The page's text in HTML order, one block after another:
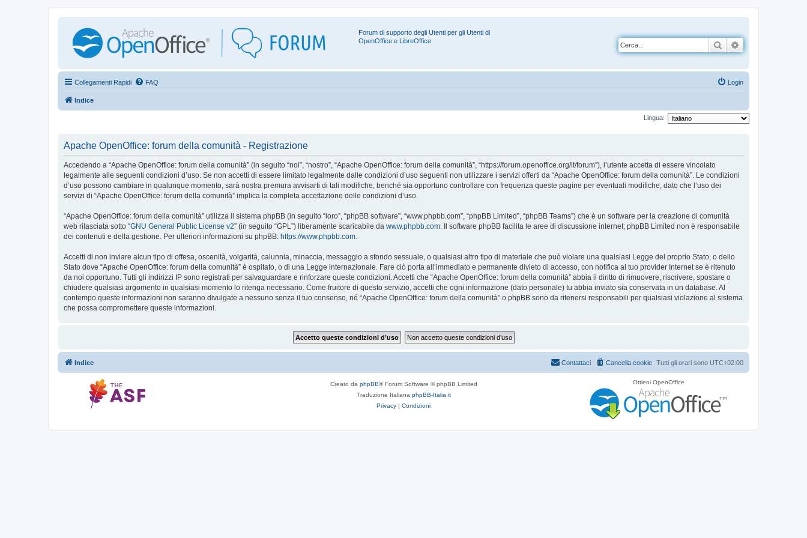
Forum di supporto degli Utenti per gli Utenti di
OpenOffice e LibreOffice
Cerca
Collegamenti Rapidi FAQ Login
Indice
Lingua:
Apache OpenOffice: forum della comunità - Registrazione
Accedendo a “Apache OpenOffice: forum della comunità” (in seguito “noi”, “nostro”, “Apache OpenOffice: forum della comunità”, “https://forum.openoffice.org/it/forum”), l’utente accetta di essere vincolato
legalmente alle seguenti condizioni d’uso. Se non accetti di essere limitato legalmente dalle condizioni d’uso seguenti non utilizzare i servizi offerti da “Apache OpenOffice: forum della comunità”. Le condizioni
d’uso possono cambiare in qualunque momento, sarà nostra premura avvisarti di tali modifiche, benché sia opportuno controllare con frequenza queste pagine per eventuali modifiche, dato che l’uso dei
servizi di “Apache OpenOffice: forum della comunità” implica la completa accettazione delle condizioni d’uso.
“Apache OpenOffice: forum della comunità” utilizza il sistema phpBB (in seguito “loro”, “phpBB software”, “www.phpbb.com”, “phpBB Limited”, “phpBB Teams”) che è un software per la creazione di comunità
web rilasciata sotto “GNU General Public License v2” (in seguito “GPL”) liberamente scaricabile da www.phpbb.com . Il software phpBB facilita le aree di discussione internet; phpBB Limited non è responsabile
dei contenuti e della gestione. Per ulteriori informazioni su phpBB: https://www.phpbb.com
Accetti di non inviare alcun tipo di offesa, oscenità, volgarità, calunnia, minaccia, messaggio a sfondo sessuale, o qualsiasi altro tipo di materiale che può violare una qualsiasi Legge del proprio Stato, o dello
Stato dove “Apache OpenOffice: forum della comunità” è ospitato, o di una Legge internazionale. Fare ciò porta all’immediato e permanente divieto di accesso, con notifica al tuo provider Internet se è ritenuto
da noi opportuno. Tutti gli indirizzi IP sono registrati per salvaguardare e rinforzare queste condizioni. Accetti che “Apache OpenOffice: forum della comunità” abbia il diritto di rimuovere, riscrivere, spostare o
chiudere qualsiasi argomento in qualsiasi momento lo ritenga necessario. Come fruitore di questo servizio, accetti che ogni informazione (dato personale) tu abbia inviato sia conservata in un database. Al
contempo queste informazioni non saranno divulgate a nessuno senza il tuo consenso, né “Apache OpenOffice: forum della comunità” o phpBB sono da ritenersi responsabili per qualsiasi violazione al sistema
che possa compromettere queste informazioni.
Indice Tutti gli orari sono UTC+02:00
Cancella cookie
Contattaci
Creato da phpBB® Forum Software © phpBB Limited
Traduzione Italiana phpBB-Italia.it
Privacy | Condizioni
Ottieni OpenOffice